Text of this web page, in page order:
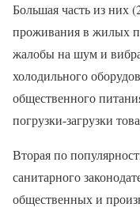
Большая часть из них
проживания в жилых
жалобы на шум и
холодильного
общественного
погрузки-загрузки
Вторая по
санитарного
общественных и